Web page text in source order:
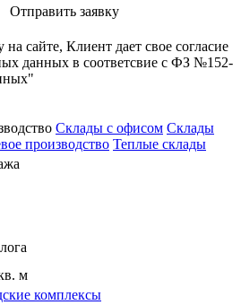
Отправить заявку
сайте, Клиент дает свое согласие
данных в соответсвие с ФЗ №152-
Склады с офисом Склады
производство Теплые склады
м
комплексы